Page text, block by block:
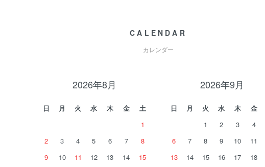
CALENDAR
カレンダー
2026年8月
日 月 火 水 木 金
土
1
2
3 4 5 6 7
8
9
10 11 12 13 14
15
2026年9月
日 月 火 水 木 金
1
2 3 4
6
7 8 9 10 11
13
14 15 16 17 18